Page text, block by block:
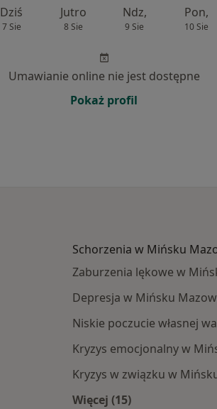
Dziś
7 Sie
Jutro
8 Sie
Ndz,
9 Sie
Pon,
10 Sie
Umawianie online nie jest dostępne
Pokaż profil
Schorzenia w Mińsku
Zaburzenia lękowe w
Depresja w Mińsku
Niskie poczucie własnej
Kryzys emocjonalny w
Kryzys w związku w
Więcej (15)